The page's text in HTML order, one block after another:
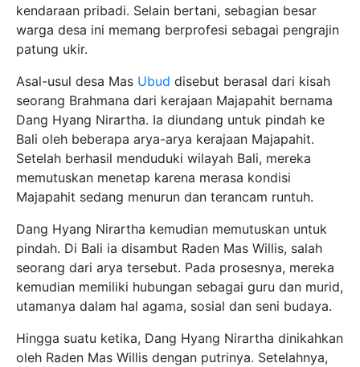
kendaraan pribadi. Selain bertani, sebagian besar
warga desa ini memang berprofesi sebagai pengrajin
patung ukir.
Asal-usul desa Mas Ubud disebut berasal dari kisah
seorang Brahmana dari kerajaan Majapahit bernama
Dang Hyang Nirartha. Ia diundang untuk pindah ke
Bali oleh beberapa arya-arya kerajaan Majapahit.
Setelah berhasil menduduki wilayah Bali, mereka
memutuskan menetap karena merasa kondisi
Majapahit sedang menurun dan terancam runtuh.
Dang Hyang Nirartha kemudian memutuskan untuk
pindah. Di Bali ia disambut Raden Mas Willis, salah
seorang dari arya tersebut. Pada prosesnya, mereka
kemudian memiliki hubungan sebagai guru dan murid,
utamanya dalam hal agama, sosial dan seni budaya.
Hingga suatu ketika, Dang Hyang Nirartha dinikahkan
oleh Raden Mas Willis dengan putrinya. Setelahnya,